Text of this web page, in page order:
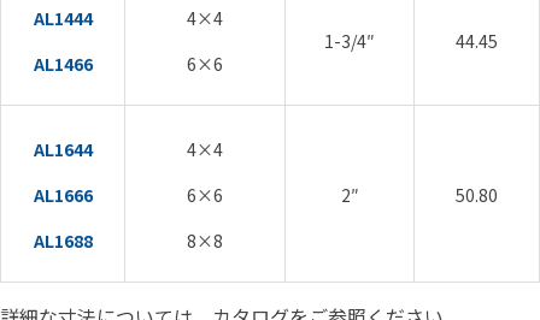
AL1444
AL1466
4×4
6×6
1-3/4″ 44.45
AL1644
AL1666
AL1688
4×4
6×6
8×8
2″ 50.80